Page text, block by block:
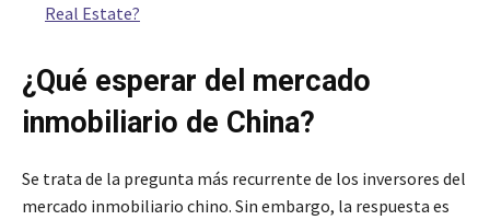
Real Estate?
¿Qué esperar del mercado
inmobiliario de China?
Se trata de la pregunta más recurrente de los inversores del
mercado inmobiliario chino. Sin embargo, la respuesta es